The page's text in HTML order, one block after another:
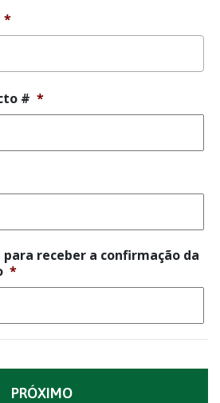
*
# *
para receber a confirmação da
*